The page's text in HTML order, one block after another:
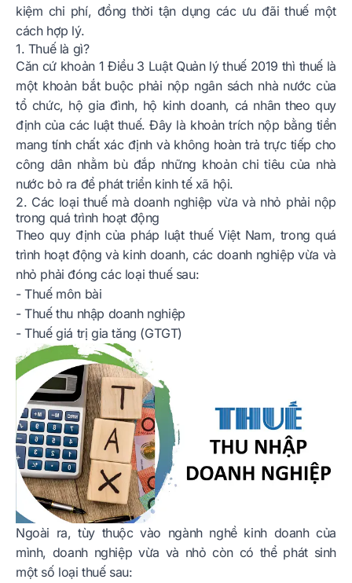
kiệm chi phí, đồng thời tận dụng các ưu đãi thuế một
cách hợp lý.
1. Thuế là gì?
Căn cứ khoản 1 Điều 3 Luật Quản lý thuế 2019 thì thuế là
một khoản bắt buộc phải nộp ngân sách nhà nước của
tổ chức, hộ gia đình, hộ kinh doanh, cá nhân theo quy
định của các luật thuế. Đây là khoản trích nộp bằng tiền
mang tính chất xác định và không hoàn trả trực tiếp cho
công dân nhằm bù đắp những khoản chi tiêu của nhà
nước bỏ ra để phát triển kinh tế xã hội.
2. Các loại thuế mà doanh nghiệp vừa và nhỏ phải nộp
trong quá trình hoạt động
Theo quy định của pháp luật thuế Việt Nam, trong quá
trình hoạt động và kinh doanh, các doanh nghiệp vừa và
nhỏ phải đóng các loại thuế sau:
- Thuế môn bài
- Thuế thu nhập doanh nghiệp
- Thuế giá trị gia tăng (GTGT)
Ngoài ra, tùy thuộc vào ngành nghề kinh doanh của
mình, doanh nghiệp vừa và nhỏ còn có thể phát sinh
một số loại thuế sau: